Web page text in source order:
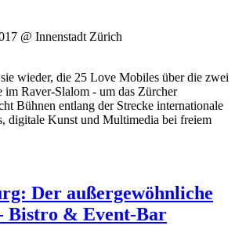
@ Innenstadt Zürich
wieder, die 25 Love Mobiles über die zwei
im Raver-Slalom - um das Zürcher
Bühnen entlang der Strecke internationale
digitale Kunst und Multimedia bei freiem
Der außergewöhnliche
Bistro & Event-Bar